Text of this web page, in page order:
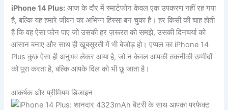
iPhone 14 Plus: आज के दौर में स्मार्टफोन केवल एक उपकरण नहीं रह गया
है, बल्कि यह हमारे जीवन का अभिन्न हिस्सा बन चुका है। हर किसी की चाह होती
है कि वह ऐसा फोन पाए जो उसकी हर ज़रूरत को समझे, उसकी दिनचर्या को
आसान बनाए और साथ ही खूबसूरती में भी बेजोड़ हो। एप्पल का iPhone 14
Plus कुछ ऐसा ही अनुभव लेकर आया है, जो न केवल आपकी तकनीकी उम्मीदों
को पूरा करता है, बल्कि आपके दिल को भी छू जाता है।
आकर्षक और प्रीमियम डिजाइन